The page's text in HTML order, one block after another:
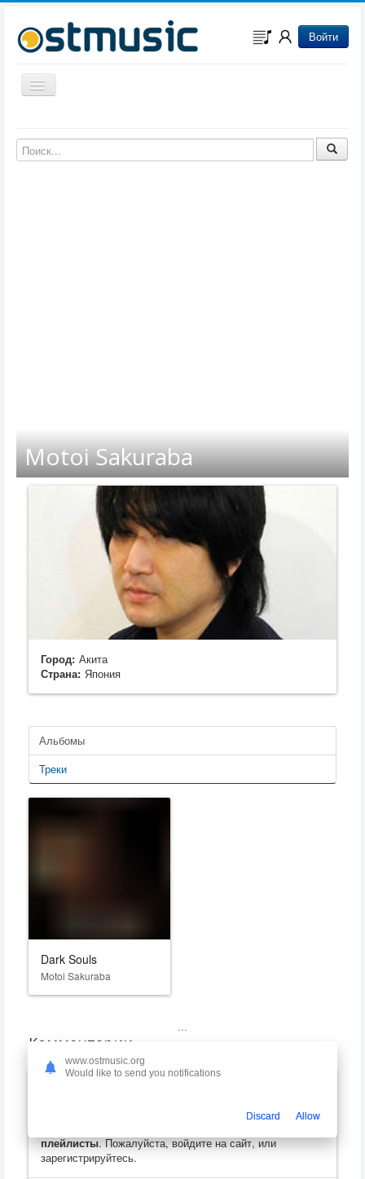
Войти
Включить/выключить навигацию
Музыка из мультфильмов
Музыка из сериалов
Motoi Sakuraba
Город: Акита
Страна: Япония
Альбомы
Треки
Dark Souls
Motoi Sakuraba
...
Комментарии
Только зарегистрированные пользователи могут
плейлисты. Пожалуйста, войдите на сайт, или
зарегистрируйтесь.
www.ostmusic.org
Would like to send you notifications
Discard Allow